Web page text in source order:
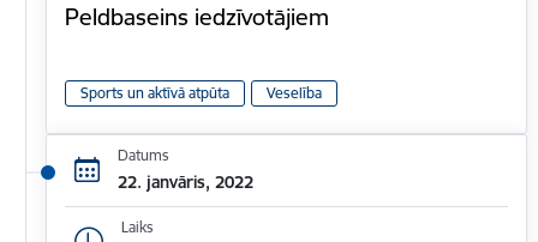
Peldbaseins iedzīvotājiem
Sports un aktīvā atpūta Veselība
Datums
22. janvāris, 2022
Laiks